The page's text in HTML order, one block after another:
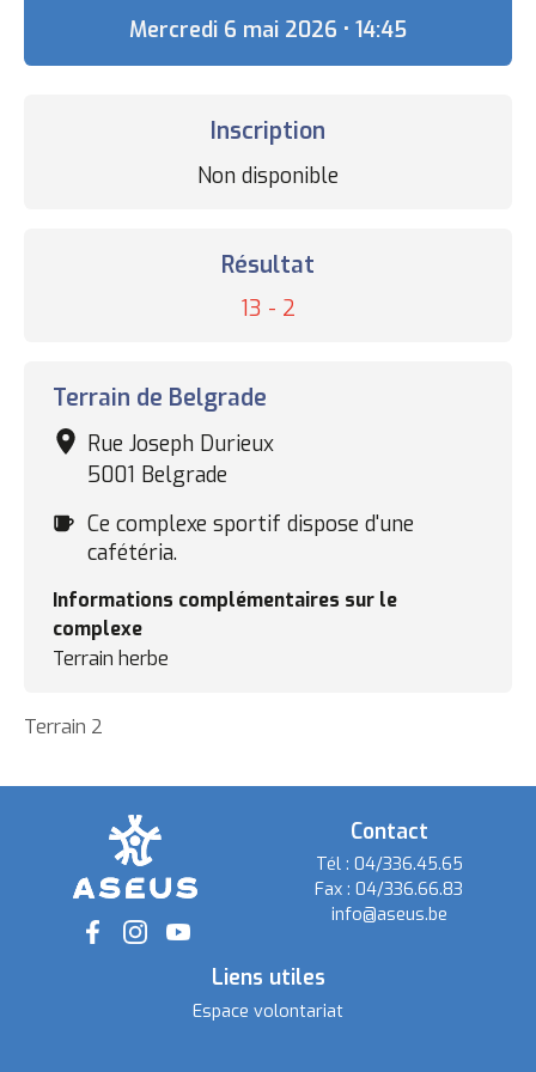
Mercredi 6 mai 2026 • 14:45
Complexe
sportif
Terrain de Belgrade
Rue Joseph Durieux
5001 Belgrade
Cafétéria
Ce complexe sportif dispose d'une
cafétéria.
Informations complémentaires sur le
complexe
Terrain herbe
Terrain 2
Inscription
Non disponible
Résultat
13 - 2
Social
Contact
Tél : 04/336.45.65
Fax :04/336.66.83
info@aseus.be
Liens utiles
Espace volontariat